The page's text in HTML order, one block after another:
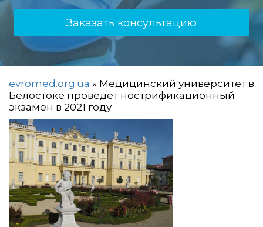
Заказать консультацию
evromed.org.ua » Медицинский университет в
Белостоке проведет нострификационный
экзамен в 2021 году